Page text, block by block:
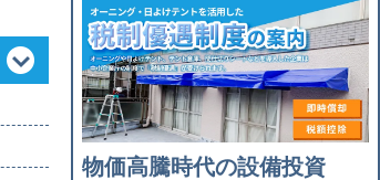
物価高騰時代の設備投資